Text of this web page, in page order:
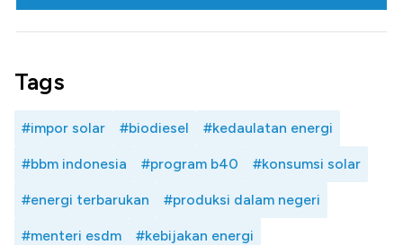
Tags
#impor solar #biodiesel #kedaulatan energi
#bbm indonesia #program b40 #konsumsi solar
#energi terbarukan #produksi dalam negeri
#menteri esdm #kebijakan energi